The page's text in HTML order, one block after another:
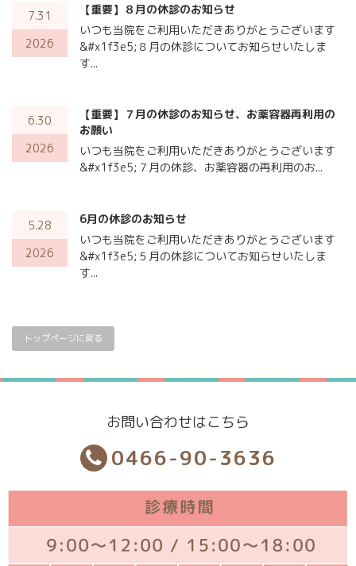
7.31
2026
【重要】８月の休診のお知らせ
いつも当院をご利用いただきありがとうございます
&#x1f3e5;８月の休診についてお知らせいたしま
す...
6.30
2026
【重要】７月の休診のお知らせ、お薬容器再利用の
お願い
いつも当院をご利用いただきありがとうございます
&#x1f3e5;７月の休診、お薬容器の再利用のお...
5.28
2026
6月の休診のお知らせ
いつも当院をご利用いただきありがとうございます
&#x1f3e5;５月の休診についてお知らせいたしま
す...
トップページに戻る
お問い合わせはこちら
0466-90-3636